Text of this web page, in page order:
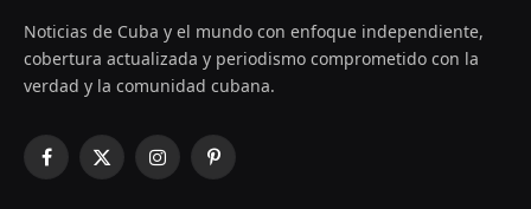
Noticias de Cuba y el mundo con enfoque independiente,
cobertura actualizada y periodismo comprometido con la
verdad y la comunidad cubana.
Facebook
X
InstagramPinterest